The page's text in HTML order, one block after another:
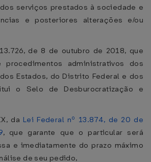
serviços prestados à sociedade e
e posteriores alterações e/ou
de 8 de outubro de 2018, que
procedimentos administrativos dos
Estados, do Distrito Federal e dos
o Selo de Desburocratização e
da Lei Federal nº 13.874, de 20 de
, que garante que o particular será
e imediatamente do prazo máximo
de seu pedido,